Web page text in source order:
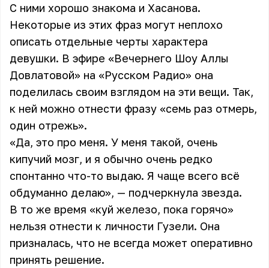
С ними хорошо знакома и Хасанова.
Некоторые из этих фраз могут неплохо
описать отдельные черты характера
девушки. В эфире «Вечернего Шоу Аллы
Довлатовой» на «Русском Радио» она
поделилась своим взглядом на эти вещи. Так,
к ней можно отнести фразу «семь раз отмерь,
один отрежь».
«Да, это про меня. У меня такой, очень
кипучий мозг, и я обычно очень редко
спонтанно что-то выдаю. Я чаще всего всё
обдуманно делаю», — подчеркнула звезда.
В то же время «куй железо, пока горячо»
нельзя отнести к личности Гузели. Она
призналась, что не всегда может оперативно
принять решение.